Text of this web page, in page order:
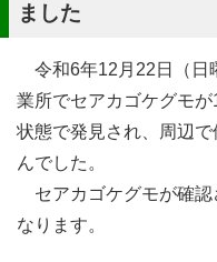
ました
令和6年12月22日（日
業所でセアカゴケグモ
状態で発見され、周辺
んでした。
セアカゴケグモが確認
なります。